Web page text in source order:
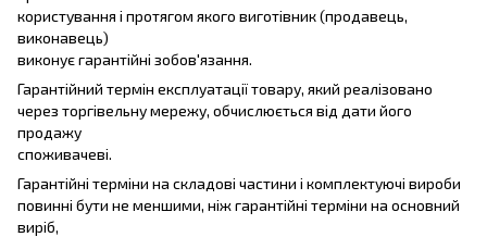
користування і протягом якого виготівник (продавець,
виконавець)
виконує гарантійні зобов'язання.
Гарантійний термін експлуатації товару, який реалізовано
через торгівельну мережу, обчислюється від дати його
продажу
споживачеві.
Гарантійні терміни на складові частини і комплектуючі вироби
повинні бути не меншими, ніж гарантійні терміни на основний
виріб,